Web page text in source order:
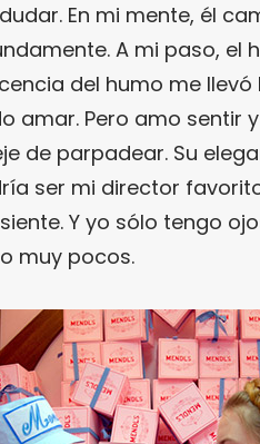
En mi mente, él
A mi paso, el
del humo me
amar. Pero amo sentir y
de parpadear. Su
ser mi director
Y yo sólo tengo
muy pocos.